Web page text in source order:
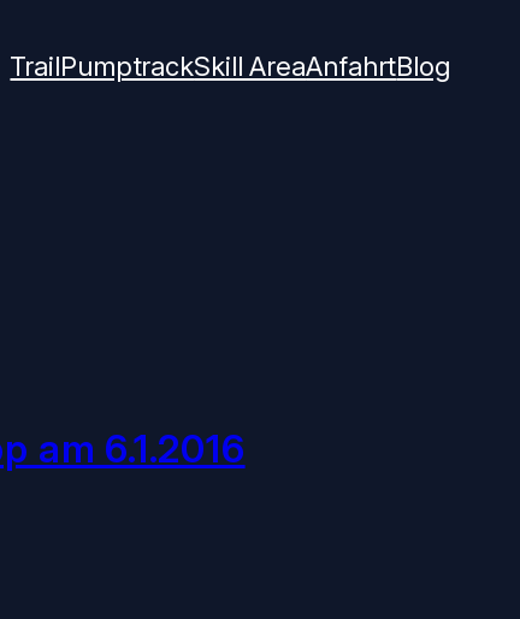
TrailPumptrackSkill AreaAnfahrtBlog
am 6.1.2016